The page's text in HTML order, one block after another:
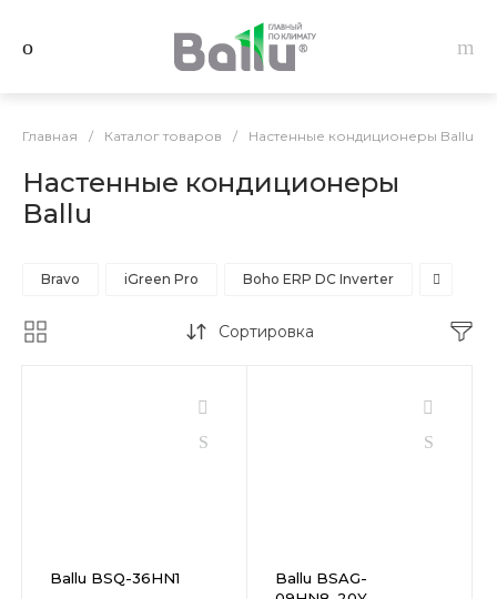
Главная / Каталог товаров / Настенные кондиционеры Ballu
Настенные кондиционеры
Ballu
Bravo iGreen Pro Boho ERP DC Inverter
Сортировка
Ballu BSQ-36HN1
Ballu BSAG-